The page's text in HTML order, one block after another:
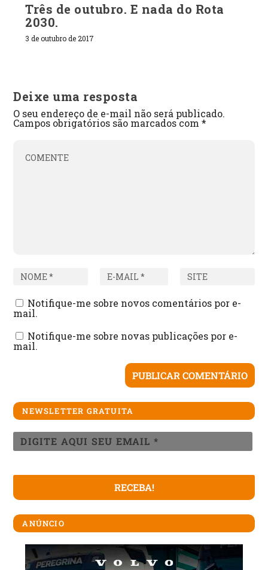
Três de outubro. E nada do Rota
2030.
3 de outubro de 2017
Deixe uma resposta
O seu endereço de e-mail não será publicado.
Campos obrigatórios são marcados com*
Notifique-me sobre novos comentários por e-
mail.
Notifique-me sobre novas publicações por e-
mail.
NEWSLETTER GRATUITA
ANÚNCIO